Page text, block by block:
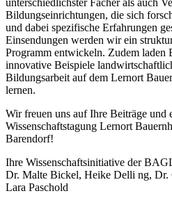
Bildungseinrichtungen, die sich
und dabei spezifische Erfahrungen
Einsendungen werden wir ein
Programm entwickeln. Zudem laden
innovative Beispiele
Bildungsarbeit auf dem Lernort
lernen.
Wir freuen uns auf Ihre Beiträge und
Wissenschaftstagung Lernort
Barendorf!
Ihre Wissenschaftsinitiative der
Dr. Malte Bickel, Heike Delli ng, Dr.
Lara Paschold